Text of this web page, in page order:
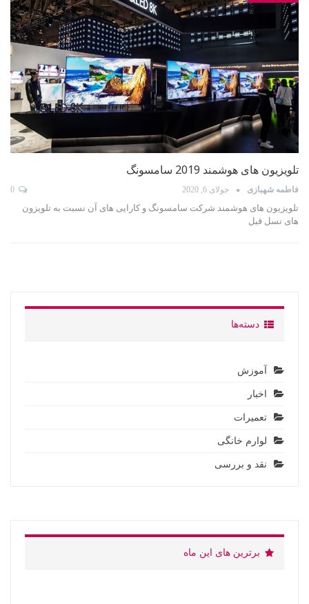
تلویزیون های هوشمند 2019 سامسونگ
فاطمه شهبازی جولای 6, 2020
تلویزیون های هوشمند شرکت سامسونگ و کارایی های آن نسبت به تلویزون
های نسل قبل
دسته‌ها
آموزش
اخبار
تعمیرات
لوارم خانگی
نقد و بررسی
برترین های این ماه